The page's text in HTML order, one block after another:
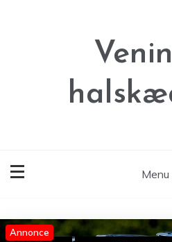
Menu
Annonce
Annonce
Annonce